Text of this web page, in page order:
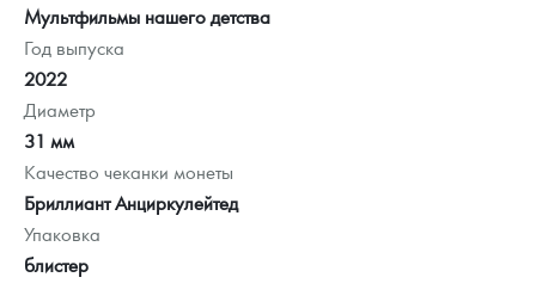
Мультфильмы нашего детства
Год выпуска
2022
Диаметр
31 мм
Качество чеканки монеты
Бриллиант Анциркулейтед
Упаковка
блистер